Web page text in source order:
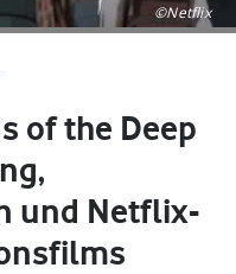
©Netflix
of the Deep
und Netflix-